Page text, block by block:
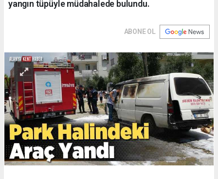
yangın tüpüyle müdahalede bulundu.
ABONE OL